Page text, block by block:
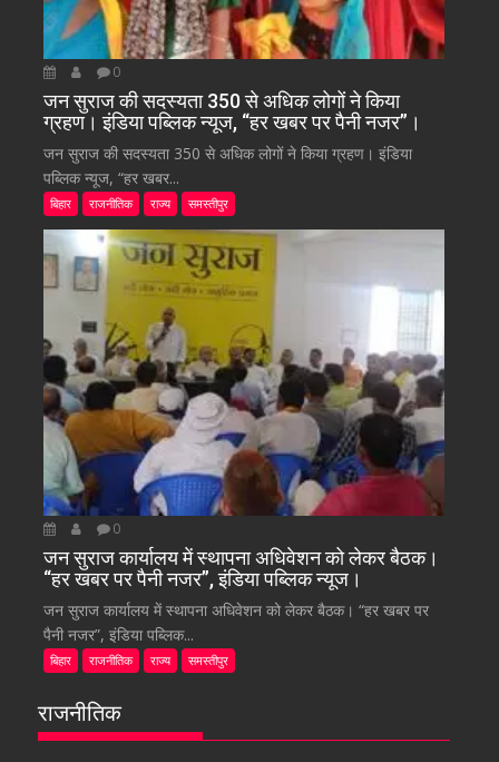
0
जन सुराज की सदस्यता 350 से अधिक लोगों ने किया
ग्रहण। इंडिया पब्लिक न्यूज, “हर खबर पर पैनी नजर”।
जन सुराज की सदस्यता 350 से अधिक लोगों ने किया ग्रहण। इंडिया
पब्लिक न्यूज, “हर खबर...
बिहार राजनीतिक राज्य समस्तीपुर
0
जन सुराज कार्यालय में स्थापना अधिवेशन को लेकर बैठक।
“हर खबर पर पैनी नजर”, इंडिया पब्लिक न्यूज।
जन सुराज कार्यालय में स्थापना अधिवेशन को लेकर बैठक। “हर खबर पर
पैनी नजर”, इंडिया पब्लिक...
बिहार राजनीतिक राज्य समस्तीपुर
राजनीतिक